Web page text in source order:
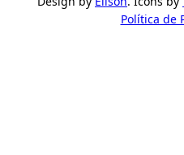
Política de